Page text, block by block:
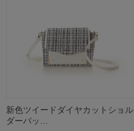
新色ツイードダイヤカットショル
ダーバッ…